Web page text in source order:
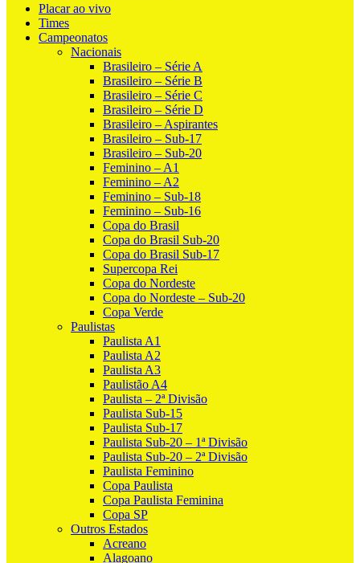
Placar ao vivo
Times
Campeonatos
Nacionais
Brasileiro – Série A
Brasileiro – Série B
Brasileiro – Série C
Brasileiro – Série D
Brasileiro – Aspirantes
Brasileiro – Sub-17
Brasileiro – Sub-20
Feminino – A1
Feminino – A2
Feminino – Sub-18
Feminino – Sub-16
Copa do Brasil
Copa do Brasil Sub-20
Copa do Brasil Sub-17
Supercopa Rei
Copa do Nordeste
Copa do Nordeste – Sub-20
Copa Verde
Paulistas
Paulista A1
Paulista A2
Paulista A3
Paulistão A4
Paulista – 2ª Divisão
Paulista Sub-15
Paulista Sub-17
Paulista Sub-20 – 1ª Divisão
Paulista Sub-20 – 2ª Divisão
Paulista Feminino
Copa Paulista
Copa Paulista Feminina
Copa SP
Outros Estados
Acreano
Alagoano